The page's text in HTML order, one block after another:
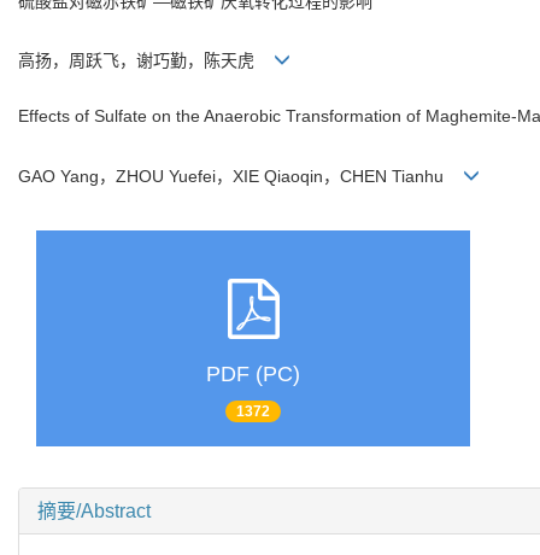
高扬，周跃飞，谢巧勤，陈天虎
Effects of Sulfate on the Anaerobic Transformation of Maghemite-
GAO Yang，ZHOU Yuefei，XIE Qiaoqin，CHEN Tianhu
PDF (PC)
1372
摘要/Abstract